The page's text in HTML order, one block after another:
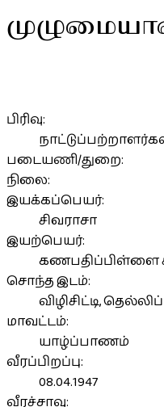
பிரிவு:
படையணி/துறை:
நிலை:
இயக்கப்பெயர்:
சிவராசா
இயற்பெயர்:
கணபதிப்பிள்ளை
சொந்த இடம்:
விழிசிட்டி,
மாவட்டம்:
யாழ்ப்பாணம்
வீரப்பிறப்பு:
08.04.1947
வீரச்சாவு: